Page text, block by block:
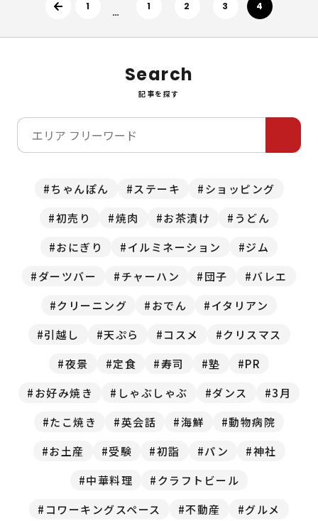
1
…
1 2 3 4
Search
記事を探す
ちゃんぽん ステーキ
ショッピング
初売り
焼肉 お茶漬け
うどん
おにぎり
イルミネーション
ジム
ダーツバー
チャーハン 団子
バレエ
クリーニング
おでん
イタリアン
引越し
天ぷら コスメ
クリスマス
夜景
定食 寿司 塾
PR
お好み焼き
しゃぶしゃぶ ダンス
3月
たこ焼き
英会話 海鮮
動物病院
お土産
受験 初詣 パン
神社
中華料理
クラフトビール
コワーキングスペース
不動産 グルメ